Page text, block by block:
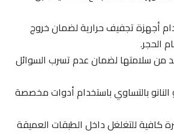
أجهزة تجفيف حرارية لضمان خروج
سلامتها لضمان عدم تسرب السوائل
بالتساوي باستخدام أدوات مخصصة
كافية للتغلغل داخل الطبقات العميقة